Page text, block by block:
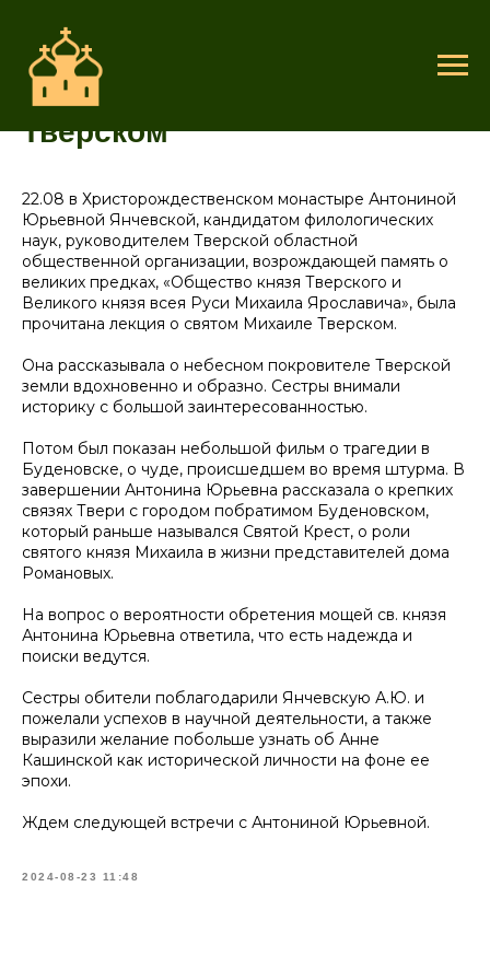
Лекция о св. Михаиле
Тверском
22.08 в Христорождественском монастыре Антониной
Юрьевной Янчевской, кандидатом филологических
наук, руководителем Тверской областной
общественной организации, возрождающей память о
великих предках, «Общество князя Тверского и
Великого князя всея Руси Михаила Ярославича», была
прочитана лекция о святом Михаиле Тверском.
Она рассказывала о небесном покровителе Тверской
земли вдохновенно и образно. Сестры внимали
историку с большой заинтересованностью.
Потом был показан небольшой фильм о трагедии в
Буденовске, о чуде, происшедшем во время штурма. В
завершении Антонина Юрьевна рассказала о крепких
связях Твери с городом побратимом Буденовском,
который раньше назывался Святой Крест, о роли
святого князя Михаила в жизни представителей дома
Романовых.
На вопрос о вероятности обретения мощей св. князя
Антонина Юрьевна ответила, что есть надежда и
поиски ведутся.
Сестры обители поблагодарили Янчевскую А.Ю. и
пожелали успехов в научной деятельности, а также
выразили желание побольше узнать об Анне
Кашинской как исторической личности на фоне ее
эпохи.
Ждем следующей встречи с Антониной Юрьевной.
2024-08-23 11:48